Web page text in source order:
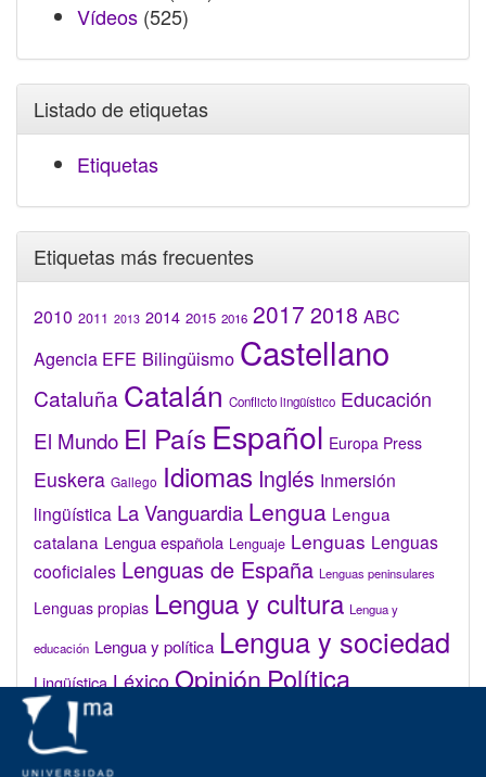
Vídeos (525)
Listado de etiquetas
Etiquetas
Etiquetas más frecuentes
2010 2011 2013 2014 2015 2016 2017 2018 ABC
Agencia EFE Bilingüismo Castellano
Cataluña Catalán Conflicto lingüístico Educación
El Mundo El País Español Europa Press
Euskera Gallego Idiomas Inglés Inmersión
lingüística La Vanguardia Lengua Lengua
catalana Lengua española Lenguaje Lenguas Lenguas
cooficiales Lenguas de España Lenguas peninsulares
Lenguas propias Lengua y cultura Lengua y
educación Lengua y política Lengua y sociedad
Lingüística LéxicoOpiniónPolítica
lingüística
Valenciano